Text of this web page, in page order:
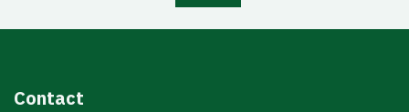
Contact